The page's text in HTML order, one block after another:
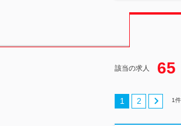
該当の求人 65
1 2 1